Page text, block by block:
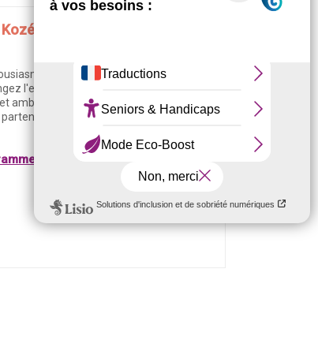
Dann Port affichent
! Si vous êtes au Port du 30
l'expérience avec
ambiance festive vous attendent tout
avec l'Office de tourisme de
de Jazz Dann Port